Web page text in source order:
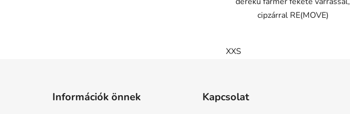
cipzárral RE(MOVE)
XXS
Információk önnek Kapcsolat